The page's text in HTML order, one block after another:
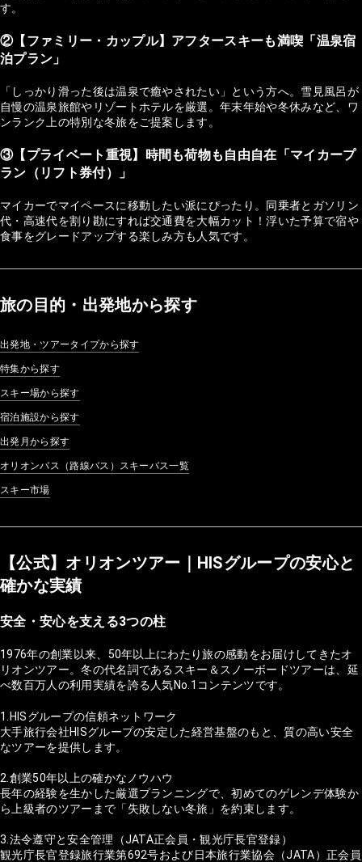
す。
②【ファミリー・カップル】アフタースキーも満喫「温泉宿
泊プラン」
「しっかり滑った後は温泉で癒やされたい」という方へ。雪見風呂が
自慢の温泉旅館やリゾートホテルを厳選。年末年始や冬休みなど、ワ
ンランク上の特別な冬旅をご提案します。
③【プライベート重視】時間も荷物も自由自在「マイカープ
ラン（リフト券付）」
マイカーでマイペースに移動したい派にぴったり。同乗者とガソリン
代・高速代を割り勘にすれば交通費を大幅カット！浮いた予算で宿や
食事をグレードアップする楽しみ方も人気です。
旅の目的・出発地から探す
出発地・ツアータイプから探す
特集から探す
スキー場から探す
宿泊施設から探す
出発月から探す
オリオンバス（路線バス）スキーバス一覧
スキー市場
【公式】オリオンツアー｜HISグループの安心と
確かな実績
安全・安心を支える3つの柱
1976年の創業以来、50年以上にわたり旅の感動をお届けしてきたオ
リオンツアー。冬の代名詞であるスキー＆スノーボードツアーは、延
べ数百万人の利用実績を誇る人気No.1コンテンツです。
1.HISグループの信頼ネットワーク
大手旅行会社HISグループの安定した経営基盤のもと、質の高い安全
なツアーを提供します。
2.創業50年以上の確かなノウハウ
長年の経験を生かした厳選プランニングで、初めてのゲレンデ体験か
ら上級者のツアーまで「失敗しない冬旅」を約束します。
3.法令遵守と安全管理（JATA正会員・観光庁長官登録）
観光庁長官登録旅行業第692号および日本旅行業協会（JATA）正会員